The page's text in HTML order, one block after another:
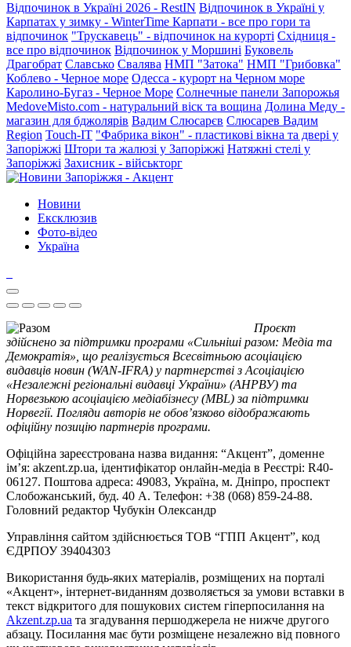
Відпочинок в Україні 2026 - RestIN Відпочинок в Україні у
Карпатах у зимку - WinterTime Карпати - все про гори та
відпочинок "Трускавець" - відпочинок на курорті Східниця -
все про відпочинок Відпочинок у Моршині Буковель
Драгобрат Славсько Свалява НМП "Затока" НМП "Грибовка"
Коблево - Черное море Одесса - курорт на Черном море
Каролино-Бугаз - Черное Море Солнечные панели Запорожья
MedoveMisto.com - натуральний віск та вощина Долина Меду -
магазин для бджолярів Вадим Слюсарєв Слюсарев Вадим
Region Touch-IT "Фабрика вікон" - пластикові вікна та двері у
Запоріжжі Штори та жалюзі у Запоріжжі Натяжні стелі у
Запоріжжі Захисник - військторг
Новини
Ексклюзив
Фото-відео
Україна
Проєкт
здійснено за підтримки програми «Сильніші разом: Медіа та
Демократія», що реалізується Всесвітньою асоціацією
видавців новин (WAN-IFRA) у партнерстві з Асоціацією
«Незалежні регіональні видавці України» (АНРВУ) та
Норвезькою асоціацією медіабізнесу (MBL) за підтримки
Норвегії. Погляди авторів не обов’язково відображають
офіційну позицію партнерів програми.
Офіційна зареєстрована назва видання: “Акцент”, доменне
ім’я: akzent.zp.ua, ідентифікатор онлайн-медіа в Реєстрі: R40-
06127. Поштова адреса: 49083, Україна, м. Дніпро, проспект
Слобожанський, буд. 40 А. Телефон: +38 (068) 859-24-88.
Головний редактор Чубукін Олександр
Управління сайтом здійснюється ТОВ “ГПП Акцент”, код
ЄДРПОУ 39404303
Використання будь-яких матеріалів, розміщених на порталі
«Акцент», інтернет-виданням дозволяється за умови вставки в
текст відкритого для пошукових систем гіперпосилання на
Akzent.zp.ua та згадування першоджерела не нижче другого
абзацу. Посилання має бути розміщене незалежно від повного